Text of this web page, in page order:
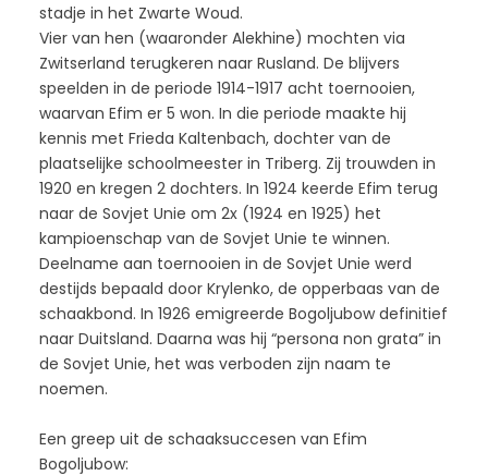
stadje in het Zwarte Woud.
Vier van hen (waaronder Alekhine) mochten via
Zwitserland terugkeren naar Rusland. De blijvers
speelden in de periode 1914-1917 acht toernooien,
waarvan Efim er 5 won. In die periode maakte hij
kennis met Frieda Kaltenbach, dochter van de
plaatselijke schoolmeester in Triberg. Zij trouwden in
1920 en kregen 2 dochters. In 1924 keerde Efim terug
naar de Sovjet Unie om 2x (1924 en 1925) het
kampioenschap van de Sovjet Unie te winnen.
Deelname aan toernooien in de Sovjet Unie werd
destijds bepaald door Krylenko, de opperbaas van de
schaakbond. In 1926 emigreerde Bogoljubow definitief
naar Duitsland. Daarna was hij “persona non grata” in
de Sovjet Unie, het was verboden zijn naam te
noemen.
Een greep uit de schaaksuccesen van Efim
Bogoljubow: